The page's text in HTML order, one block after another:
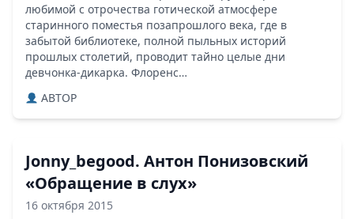
любимой с отрочества готической атмосфере
старинного поместья позапрошлого века, где в
забытой библиотеке, полной пыльных историй
прошлых столетий, проводит тайно целые дни
девчонка-дикарка. Флоренс…
ABTOP
Jonny_begood. Антон Понизовский
«Обращение в слух»
16 октября 2015